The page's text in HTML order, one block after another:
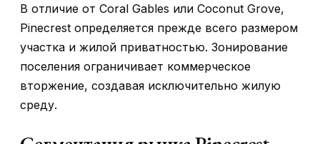
В отличие от Coral Gables или Coconut Grove,
Pinecrest определяется прежде всего размером
участка и жилой приватностью. Зонирование
поселения ограничивает коммерческое
вторжение, создавая исключительно жилую
среду.